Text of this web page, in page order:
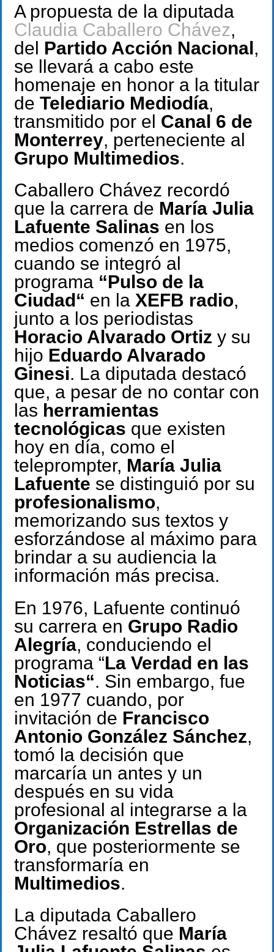
A propuesta de la diputada
Claudia Caballero Chávez,
del Partido Acción Nacional,
se llevará a cabo este
homenaje en honor a la titular
de Telediario Mediodía,
transmitido por el Canal 6 de
Monterrey, perteneciente al
Grupo Multimedios.
Caballero Chávez recordó
que la carrera de María Julia
Lafuente Salinas en los
medios comenzó en 1975,
cuando se integró al
programa “Pulso de la
Ciudad“ en la XEFB radio,
junto a los periodistas
Horacio Alvarado Ortiz y su
hijo Eduardo Alvarado
Ginesi. La diputada destacó
que, a pesar de no contar con
las herramientas
tecnológicas que existen
hoy en día, como el
teleprompter, María Julia
Lafuente se distinguió por su
profesionalismo,
memorizando sus textos y
esforzándose al máximo para
brindar a su audiencia la
información más precisa.
En 1976, Lafuente continuó
su carrera en Grupo Radio
Alegría, conduciendo el
programa “La Verdad en las
Noticias“. Sin embargo, fue
en 1977 cuando, por
invitación de Francisco
Antonio González Sánchez,
tomó la decisión que
marcaría un antes y un
después en su vida
profesional al integrarse a la
Organización Estrellas de
Oro, que posteriormente se
transformaría en
Multimedios.
La diputada Caballero
Chávez resaltó que María